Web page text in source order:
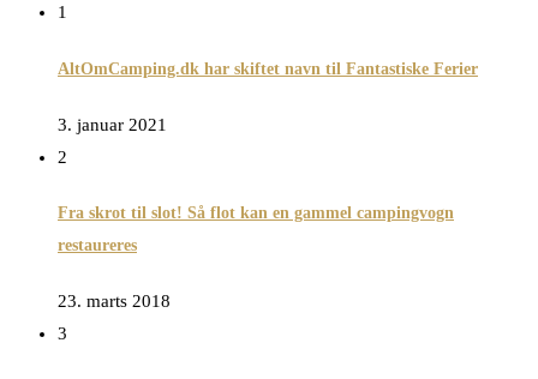
1
AltOmCamping.dk har skiftet navn til Fantastiske Ferier
3. januar 2021
2
Fra skrot til slot! Så flot kan en gammel campingvogn
restaureres
23. marts 2018
3